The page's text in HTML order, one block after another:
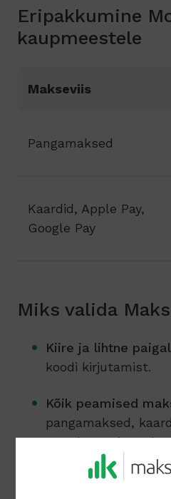
Eripakkumine
kaupmeestele
Makseviis
Pangamaksed
Kaardid, Apple Pay,
Google Pay
Miks valida
Kiire ja lihtne
koodi kirjutamist.
Kõik peamised
pangamaksed,
Google Pay ja
Usaldusväärne